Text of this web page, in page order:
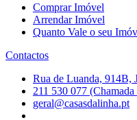
Comprar Imóvel
Arrendar Imóvel
Quanto Vale o seu
Contactos
Rua de Luanda, 914B,
211 530 077
geral@casasdalinha.pt